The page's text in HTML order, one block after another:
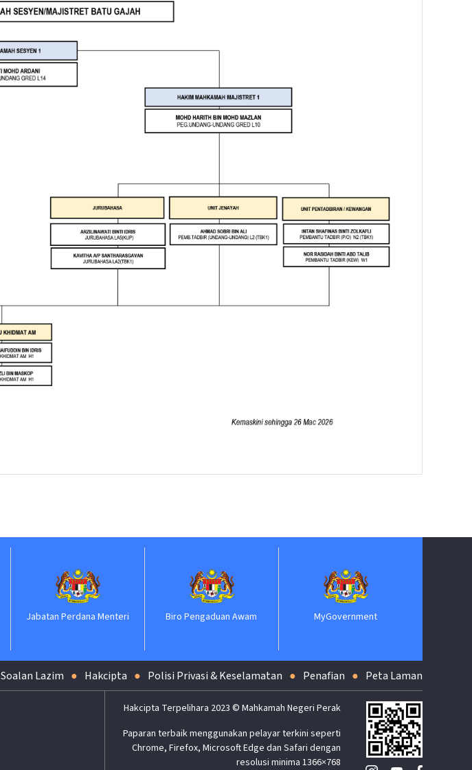
Jabatan Perdana Menteri Biro Pengaduan Awam MyGovernment
Soalan Lazim Hakcipta Polisi Privasi & Keselamatan Penafian Peta Laman
Hakcipta Terpelihara 2023 © Mahkamah Negeri Perak
Paparan terbaik menggunakan pelayar terkini seperti
Chrome, Firefox, Microsoft Edge dan Safari dengan
resolusi minima 1366×768